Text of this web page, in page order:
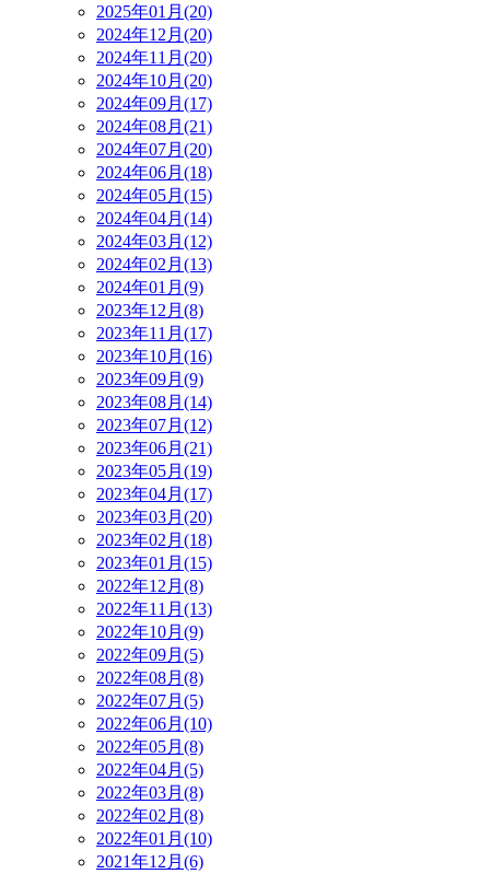
2025年01月(20)
2024年12月(20)
2024年11月(20)
2024年10月(20)
2024年09月(17)
2024年08月(21)
2024年07月(20)
2024年06月(18)
2024年05月(15)
2024年04月(14)
2024年03月(12)
2024年02月(13)
2024年01月(9)
2023年12月(8)
2023年11月(17)
2023年10月(16)
2023年09月(9)
2023年08月(14)
2023年07月(12)
2023年06月(21)
2023年05月(19)
2023年04月(17)
2023年03月(20)
2023年02月(18)
2023年01月(15)
2022年12月(8)
2022年11月(13)
2022年10月(9)
2022年09月(5)
2022年08月(8)
2022年07月(5)
2022年06月(10)
2022年05月(8)
2022年04月(5)
2022年03月(8)
2022年02月(8)
2022年01月(10)
2021年12月(6)